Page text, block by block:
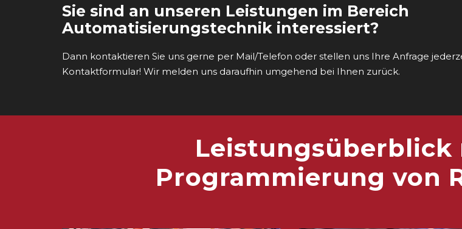
Sie sind an unseren Leistungen im Bereich
Automatisierungstechnik interessiert?
Dann kontaktieren Sie uns gerne per Mail/Telefon oder stellen uns Ihre Anfrage
Kontaktformular! Wir melden uns daraufhin umgehend bei Ihnen zurück.
Leistungsüberblick
Programmierung von